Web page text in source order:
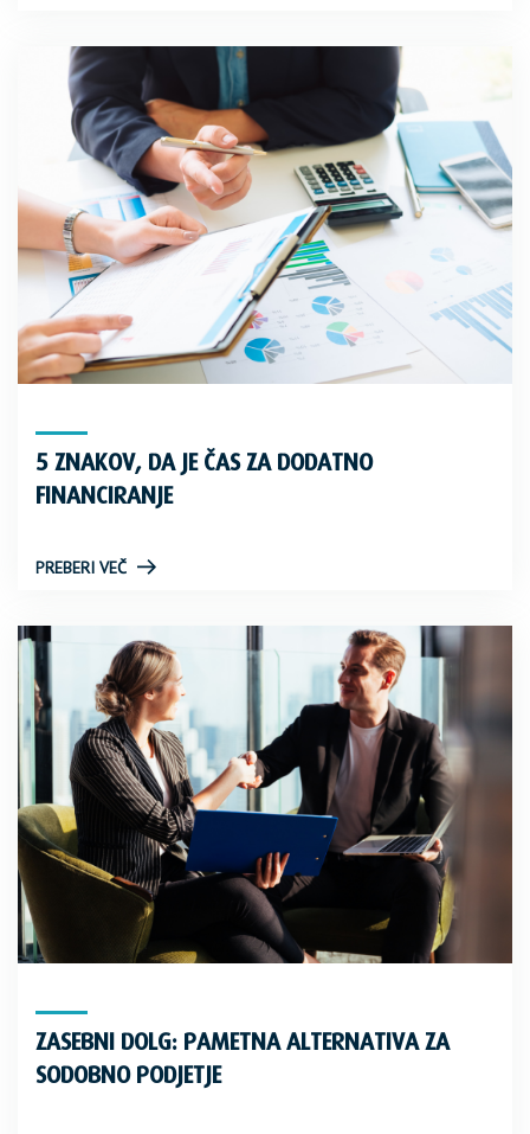
5 ZNAKOV, DA JE ČAS ZA DODATNO
FINANCIRANJE
PREBERI VEČ
ZASEBNI DOLG: PAMETNA ALTERNATIVA ZA
SODOBNO PODJETJE